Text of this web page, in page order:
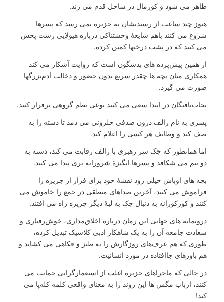
ظاهر می شود و کورمال در ساحل قدم می زند.
هنوز چند ساعت از رسیدنشان به جزیره نمی رسد که پسرها
شروع می کنند باهم شایعۀ وحشتناکی درباره هیولایی زشت پخش
می کنند که در پشت درختها کمین کرده.
از همین پیش‌پرده های بدشگون است که روایت آشکار می کند
همکاری میان بچه ها چقدر سریع بدون حضور و دخالت آدم‌بزرگها
صورت می گیرد.
نجات‌یافتگان در ابتدا سعی می کنند نوعی نظم گروهی برقرار کنند.
پسری به نام رالف درون صدفی حلزونی می دمد تا دسته را به
صف کند و وظایف هر کسی را اعلام کند.
اما همانطور که جک سر رهبری با رالف رقابت می کند، دسته به
دو نیم می شکافد و پسرها انگیزۀ شرورانه تری پیدا می کنند.
بچه های اوباش خیلی زود نقشۀ خود برای فرار از جزیره را
فراموش می کنند، آخرین صداهای منطقی در جمع را خاموش می
کنند و کورکورانه به دنبال جک به لبۀ دیگر جزیره راه می افتند.
درونمایه های جهانی این رمان درباره اخلاق‌مداری، خوش‌رفتاری و
سعادت جامعه آن را به یک شاهکار ادبی کلاسیک تبدیل کرده،
طوری که هم عرف‌های روزگارش را به طنز و فکاهی می کشاند و
هم باورهای جاافتاده در مورد انسانیت.
در حالی که ماجراهای جزیره اغلب از استعمارگرایی حمایت می
کنند، ارباب مگس ها این روند را به معنای واقعی کلمه کله‌پا می
کند!